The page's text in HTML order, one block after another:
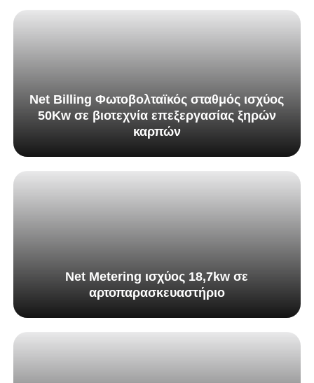
Net Billing Φωτοβολταϊκός σταθμός ισχύος
50Κw σε βιοτεχνία επεξεργασίας ξηρών
καρπών
Net Metering ισχύος 18,7kw σε
αρτοπαρασκευαστήριο